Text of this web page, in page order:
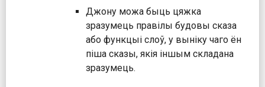
Джону можа быць цяжка
зразумець правілы будовы сказа
або функцыі слоў, у выніку чаго ён
піша сказы, якія іншым складана
зразумець.